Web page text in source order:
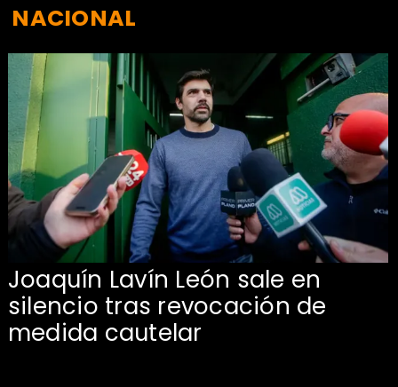
Joaquín Lavín León sale en
silencio tras revocación de
medida cautelar
NACIONAL